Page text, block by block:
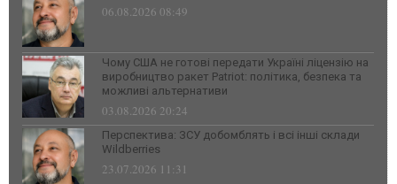
06.08.2026 08:49
Чому США не готові передати Україні ліцензію на
виробництво ракет Patriot: політика, безпека та
можливі альтернативи
03.08.2026 20:24
Перспектива: ЗСУ добомблять і всі інші склади
Wildberries
23.07.2026 11:31